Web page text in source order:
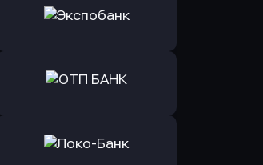
Оправить заявку
Оправить заявку
Оправить заявку